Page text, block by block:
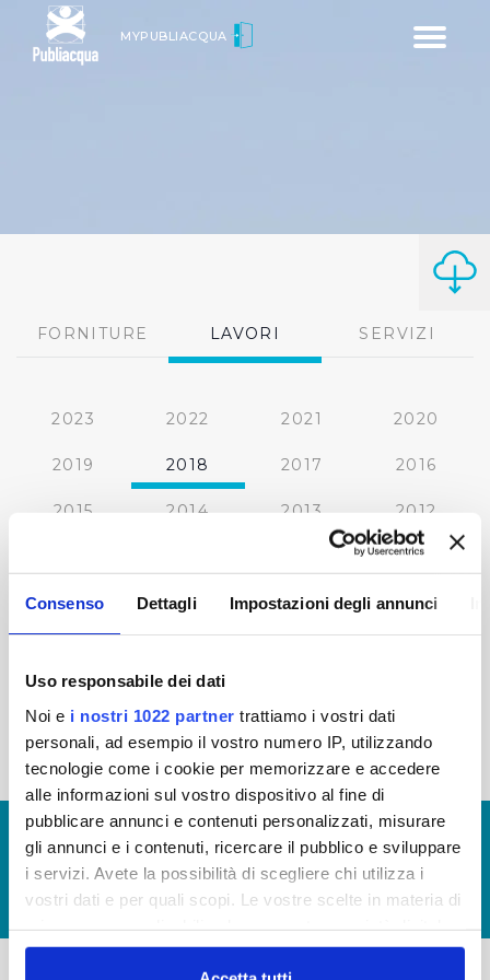
Consenso Dettagli Impostazioni degli annunci
Uso responsabile dei dati
Noi e i nostri 1022 partner trattiamo i vostri dati
personali, ad esempio il vostro numero IP, utilizzando
tecnologie come i cookie per memorizzare e accedere
alle informazioni sul vostro dispositivo al fine di
pubblicare annunci e contenuti personalizzati, misurare
gli annunci e i contenuti, ricercare il pubblico e sviluppare
i servizi. Avete la possibilità di scegliere chi utilizza i
vostri dati e per quali scopi. Le vostre scelte in materia di
in cui avete effettuato le vostre scelte. È possibile
Toggle
MYPUBLIACQUA
FORNITURE LAVORI SERVIZI
2023 2022 2021 2020
2019 2018 2017 2016
2015 2014 2013 2012
2008
2007 2006 2005
« prima ‹ precedente 1 2 3
6
7 8
© Copyright 2017 - 2026
GLOSSARIO
GIUDICA IL SERVIZIO
LAVORA CON NOI